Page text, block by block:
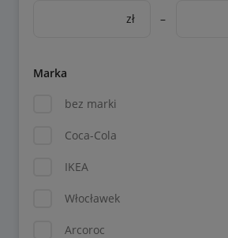
zł –
Marka
bez marki
Coca-Cola
IKEA
Włocławek
Arcoroc